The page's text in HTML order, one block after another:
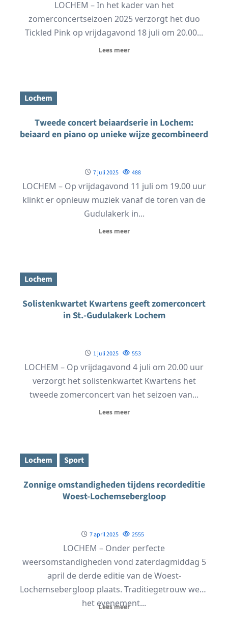
LOCHEM – In het kader van het
zomerconcertseizoen 2025 verzorgt het duo
Tickled Pink op vrijdagavond 18 juli om 20.00...
Lees meer
Lochem
Tweede concert beiaardserie in Lochem:
beiaard en piano op unieke wijze gecombineerd
7 juli 2025 488
LOCHEM – Op vrijdagavond 11 juli om 19.00 uur
klinkt er opnieuw muziek vanaf de toren van de
Gudulakerk in...
Lees meer
Lochem
Solistenkwartet Kwartens geeft zomerconcert
in St.-Gudulakerk Lochem
1 juli 2025 553
LOCHEM – Op vrijdagavond 4 juli om 20.00 uur
verzorgt het solistenkwartet Kwartens het
tweede zomerconcert van het seizoen van...
Lees meer
Lochem Sport
Zonnige omstandigheden tijdens recordeditie
Woest-Lochemsebergloop
7 april 2025 2555
LOCHEM – Onder perfecte
weersomstandigheden vond zaterdagmiddag 5
april de derde editie van de Woest-
Lochemsebergloop plaats. Traditiegetrouw werd
het evenement...
Lees meer